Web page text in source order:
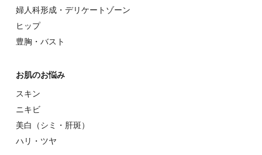
婦⼈科形成・デリケートゾーン
ヒップ
豊胸・バスト
お肌のお悩み
スキン
ニキビ
美⽩（シミ・肝斑）
ハリ・ツヤ